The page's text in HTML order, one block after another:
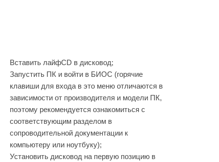
Вставить лайфСD в дисковод;
Запустить ПК и войти в БИОС (горячие
клавиши для входа в это меню отличаются в
зависимости от производителя и модели ПК,
поэтому рекомендуется ознакомиться с
соответствующим разделом в
сопроводительной документации к
компьютеру или ноутбуку);
Установить дисковод на первую позицию в